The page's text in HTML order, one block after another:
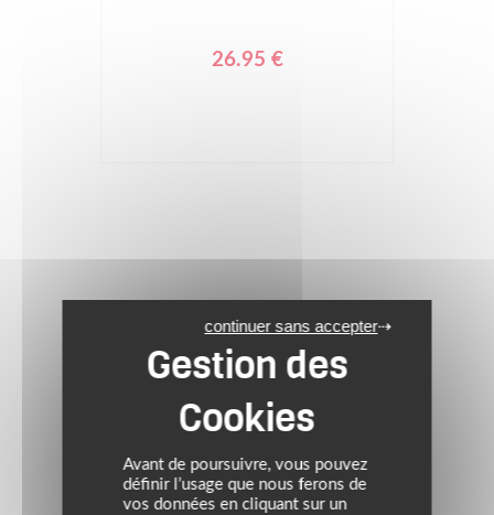
26.95 €
Avant de poursuivre, vous pouvez
définir l’usage que nous ferons de
vos données en cliquant sur un
continuer sans accepter